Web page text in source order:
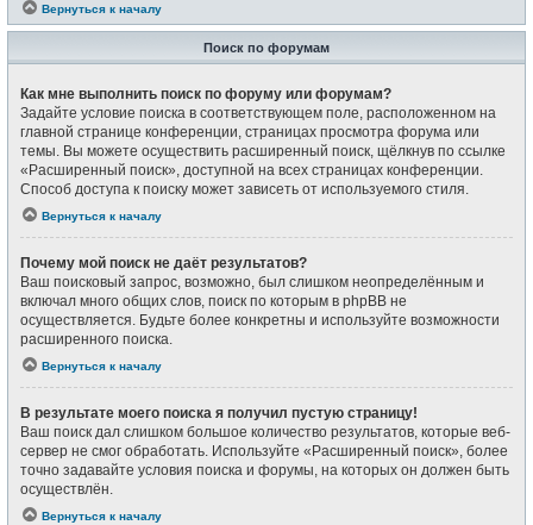
Вернуться к началу
Поиск по форумам
Как мне выполнить поиск по форуму или форумам?
Задайте условие поиска в соответствующем поле, расположенном на
главной странице конференции, страницах просмотра форума или
темы. Вы можете осуществить расширенный поиск, щёлкнув по ссылке
«Расширенный поиск», доступной на всех страницах конференции.
Способ доступа к поиску может зависеть от используемого стиля.
Вернуться к началу
Почему мой поиск не даёт результатов?
Ваш поисковый запрос, возможно, был слишком неопределённым и
включал много общих слов, поиск по которым в phpBB не
осуществляется. Будьте более конкретны и используйте возможности
расширенного поиска.
Вернуться к началу
В результате моего поиска я получил пустую страницу!
Ваш поиск дал слишком большое количество результатов, которые веб-
сервер не смог обработать. Используйте «Расширенный поиск», более
точно задавайте условия поиска и форумы, на которых он должен быть
осуществлён.
Вернуться к началу